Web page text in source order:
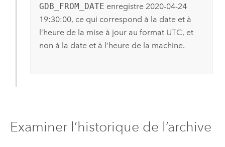
GDB_FROM_DATE enregistre 2020-04-24
19:30:00, ce qui correspond à la date et à
l’heure de la mise à jour au format UTC, et
non à la date et à l’heure de la machine.
Examiner l’historique de l’archive